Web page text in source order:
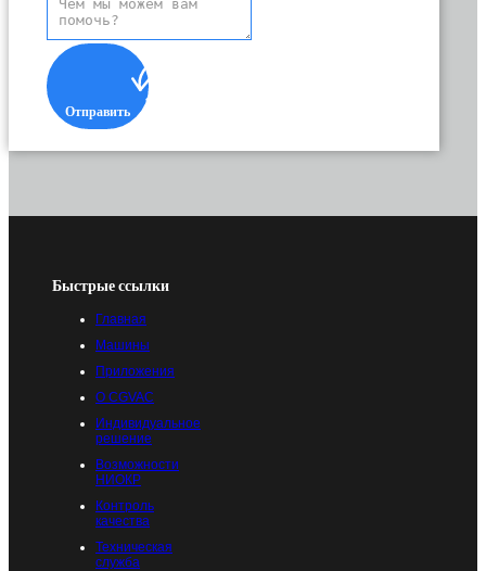
Отправить
Быстрые ссылки
Главная
Машины
Приложения
О CGVAC
Индивидуальное
решение
Возможности
НИОКР
Контроль
качества
Техническая
служба